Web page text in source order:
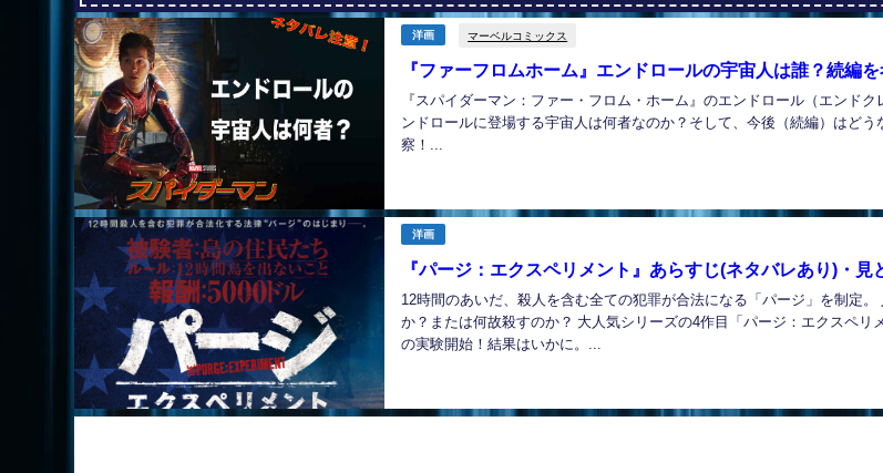
洋画 マーベルコミックス
『ファーフロムホーム』エンドロールの宇宙人は誰？続編を
『スパイダーマン：ファー・フロム・ホーム』のエンドロール（エンドク
ンドロールに登場する宇宙人は何者なのか？そして、今後（続編）はどう
察！...
洋画
『パージ：エクスペリメント』あらすじ(ネタバレあり)・見
12時間のあいだ、殺人を含む全ての犯罪が合法になる「パージ」を制定。
か？または何故殺すのか？ 大人気シリーズの4作目「パージ：エクスペリ
の実験開始！結果はいかに。...